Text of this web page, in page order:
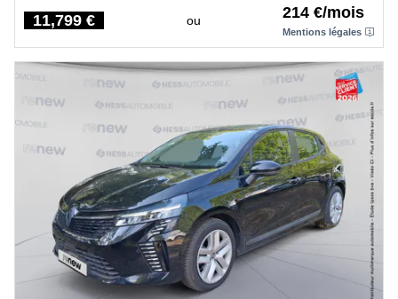
Price
11,799 € ou 214 €/mois
Mentions légales